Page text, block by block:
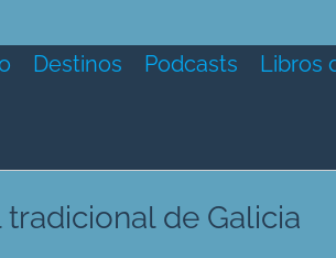
Destinos Podcasts Libros
tradicional de Galicia